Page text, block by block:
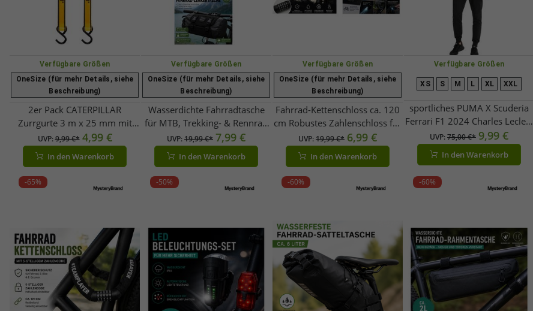
Verfügbare Größen
OneSize (für mehr Details, siehe
Beschreibung)
2er Pack CATERPILLAR
Zurrgurte 3 m x 25 mm mit
Klemmschloss S-Haken 250
daN Spanngurte **B-Ware –
geprüft & funktionell
einwandfrei** Gelb
UVP:9,99 €* 4,99 €
In den Warenkorb
Verfügbare Größen
OneSize (für mehr Details, siehe
Beschreibung)
Wasserdichte Fahrradtasche
für MTB, Trekking- & Rennrad
Bike-Tasche Fahrrad-Organizer
Schwarz
UVP:19,99 €* 7,99 €
In den Warenkorb
Verfügbare Größen
OneSize (für mehr Details, siehe
Beschreibung)
Fahrrad-Kettenschloss ca. 120
cm Robustes Zahlenschloss für
Fahrrad, E-Bike & E-Scooter
A00083 Schwarz
UVP:19,99 €* 6,99 €
In den Warenkorb
Verfügbare Größen
XS S M L XL XXL
sportliches PUMA X Scuderia
Ferrari F1 2024 Charles Leclerc
Herren Sport-Shirt Formel 1
Team-Shirt 701230155 001
Neon-Gelb
UVP:75,00 €* 9,99 €
In den Warenkorb
-65% -50% -60% -60%